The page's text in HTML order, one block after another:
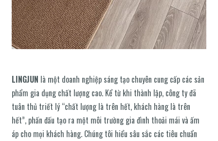
LINGJUN là một doanh nghiệp sáng tạo chuyên cung cấp các sản
phẩm gia dụng chất lượng cao. Kể từ khi thành lập, công ty đã
tuân thủ triết lý “chất lượng là trên hết, khách hàng là trên
hết”, phấn đấu tạo ra một môi trường gia đình thoải mái và ấm
áp cho mọi khách hàng. Chúng tôi hiểu sâu sắc các tiêu chuẩn